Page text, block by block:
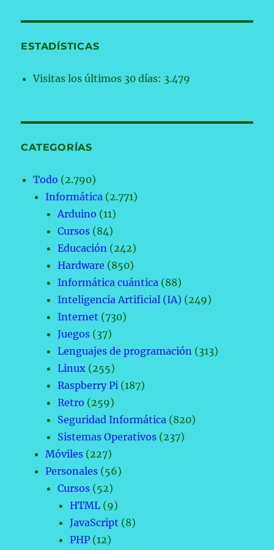
ESTADÍSTICAS
Visitas los últimos 30 días: 3.479
CATEGORÍAS
Todo (2.790)
Informática (2.771)
Arduino (11)
Cursos (84)
Educación (242)
Hardware (850)
Informática cuántica (88)
Inteligencia Artificial (IA) (249)
Internet (730)
Juegos (37)
Lenguajes de programación (313)
Linux (255)
Raspberry Pi (187)
Retro (259)
Seguridad Informática (820)
Sistemas Operativos (237)
Móviles (227)
Personales (56)
Cursos (52)
HTML (9)
JavaScript (8)
PHP (12)